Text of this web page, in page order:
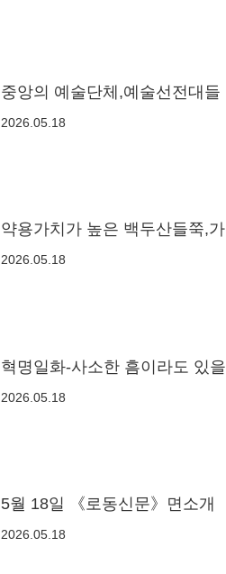
중앙의 예술단체,예술선전대들
2026.05.18
약용가치가 높은 백두산들쭉,
2026.05.18
혁명일화-사소한 흠이라도 있
2026.05.18
5월 18일 《로동신문》면소개
2026.05.18